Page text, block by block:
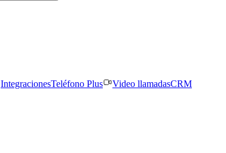
IntegracionesTeléfono Plus Video llamadasCRM